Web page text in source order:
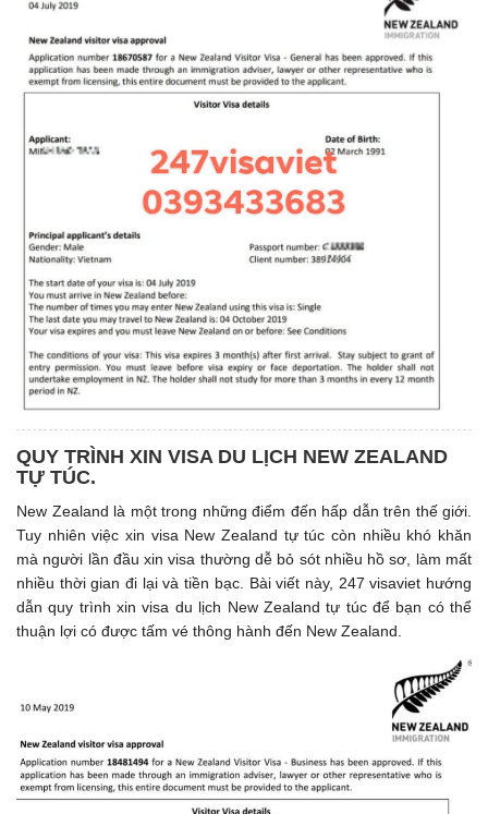
QUY TRÌNH XIN VISA DU LỊCH NEW ZEALAND
TỰ TÚC.
New Zealand là một trong những điểm đến hấp dẫn trên thế giới.
Tuy nhiên việc xin visa New Zealand tự túc còn nhiều khó khăn
mà người lần đầu xin visa thường dễ bỏ sót nhiều hồ sơ, làm mất
nhiều thời gian đi lại và tiền bạc. Bài viết này, 247 visaviet hướng
dẫn quy trình xin visa du lịch New Zealand tự túc để bạn có thể
thuận lợi có được tấm vé thông hành đến New Zealand.